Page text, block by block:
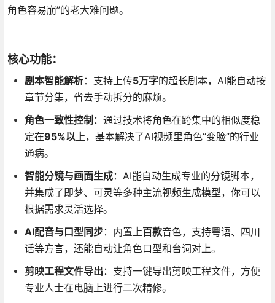
角色容易崩”的老大难问题。
核心功能：
剧本智能解析：支持上传5万字的超长剧本，AI能自动按
章节分集，省去手动拆分的麻烦。
角色一致性控制 ：通过技术将角色在跨集中的相似度稳
定在95%以上，基本解决了AI视频里角色“变脸”的行业
通病。
智能分镜与画面生成：AI能自动生成专业的分镜脚本，
并集成了即梦、可灵等多种主流视频生成模型，你可以
根据需求灵活选择。
AI配音与口型同步：内置 上百款音色，支持粤语、四川
话等方言，还能自动让角色口型和台词对上。
剪映工程文件导出 ：支持一键导出剪映工程文件，方便
专业人士在电脑上进行二次精修。